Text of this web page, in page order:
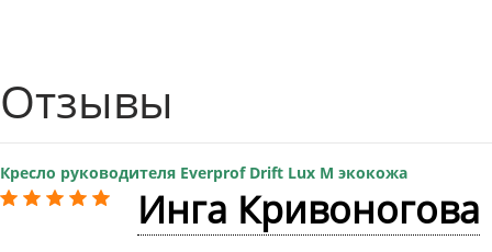
Отзывы
Кресло руководителя Everprof Drift Lux M экокожа
Инга Кривоногова